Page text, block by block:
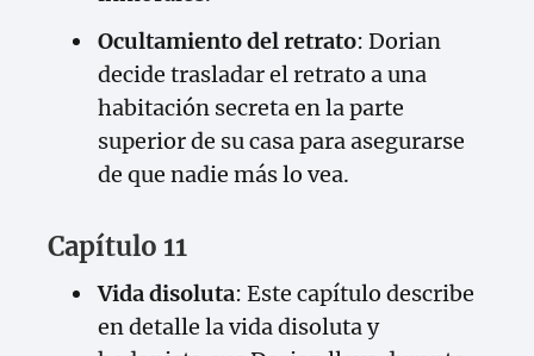
Ocultamiento del retrato: Dorian
decide trasladar el retrato a una
habitación secreta en la parte
superior de su casa para asegurarse
de que nadie más lo vea.
Capítulo 11
Vida disoluta: Este capítulo describe
en detalle la vida disoluta y